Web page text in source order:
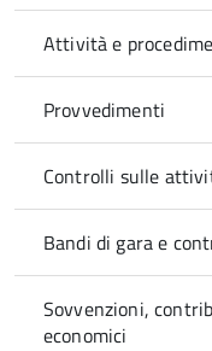
Attività e
Provvedimenti
Controlli sulle
Bandi di gara e
Sovvenzioni,
economici